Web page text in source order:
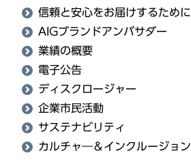
信頼と安心をお届けするために
AIGブランドアンバサダー
業績の概要
電子公告
ディスクロージャー
企業市民活動
サステナビリティ
カルチャ―＆インクルージョン